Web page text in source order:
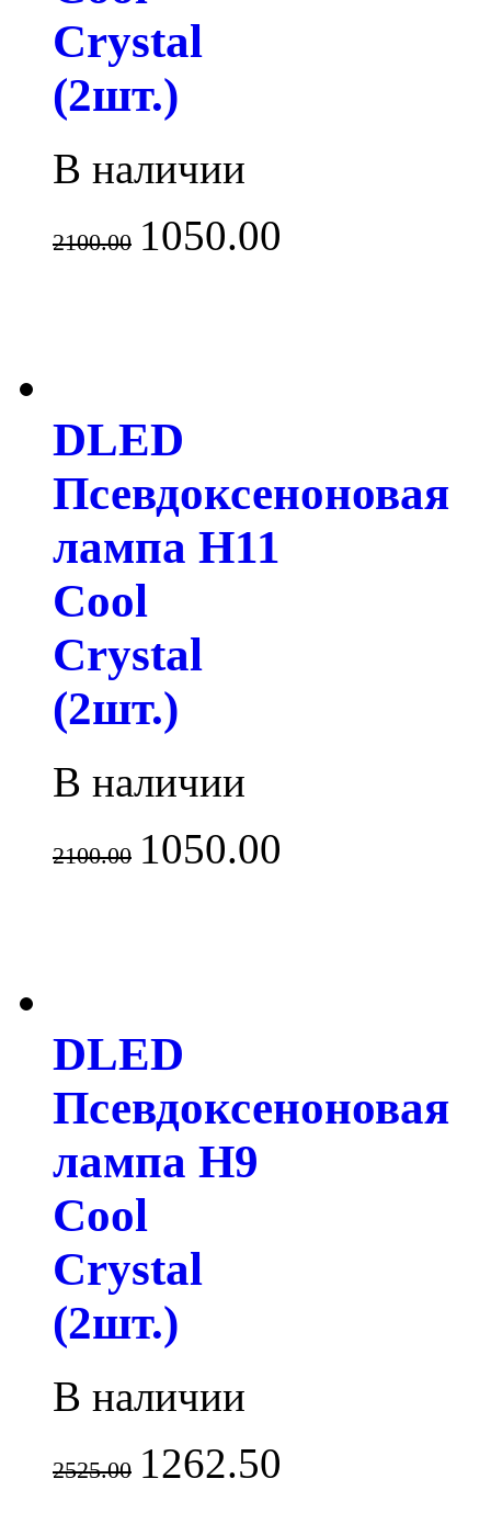
Crystal
(2шт.)
В наличии
2100.00 1050.00
DLED
Псевдоксеноновая
лампа H11
Cool
Crystal
(2шт.)
В наличии
2100.00 1050.00
DLED
Псевдоксеноновая
лампа H9
Cool
Crystal
(2шт.)
В наличии
2525.00 1262.50